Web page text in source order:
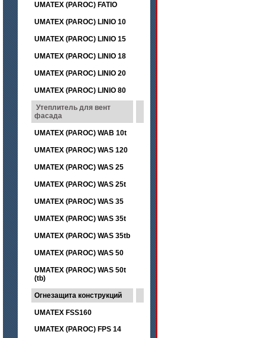
UMATEX (PAROC) FATIO
UMATEX (PAROC) LINIO 10
UMATEX (PAROC) LINIO 15
UMATEX (PAROC) LINIO 18
UMATEX (PAROC) LINIO 20
UMATEX (PAROC) LINIO 80
Утеплитель для вент
фасада
UMATEX (PAROC) WAB 10t
UMATEX (PAROC) WAS 120
UMATEX (PAROC) WAS 25
UMATEX (PAROC) WAS 25t
UMATEX (PAROC) WAS 35
UMATEX (PAROC) WAS 35t
UMATEX (PAROC) WAS 35tb
UMATEX (PAROC) WAS 50
UMATEX (PAROC) WAS 50t
(tb)
Огнезащита конструкций
UMATEX FSS160
UMATEX (PAROC) FPS 14